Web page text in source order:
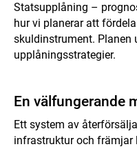
Statsupplåning –
hur vi planerar att
skuldinstrument. Planen
upplåningsstrategier.
En välfungerande
Ett system av
infrastruktur och främjar